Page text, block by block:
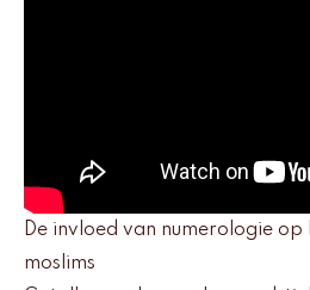
De invloed van numerologie op
moslims